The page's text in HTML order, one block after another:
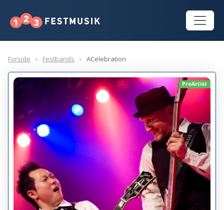
Forside Festbands ACelebration
ProArtist